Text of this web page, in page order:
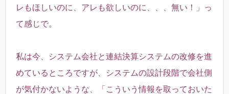
レもほしいのに、アレも欲しいのに、、、無い！」っ
て感じで。
私は今、システム会社と連結決算システムの改修を進
めているところですが、システムの設計段階で会社側
が気付かないような、「こういう情報を取っておいた